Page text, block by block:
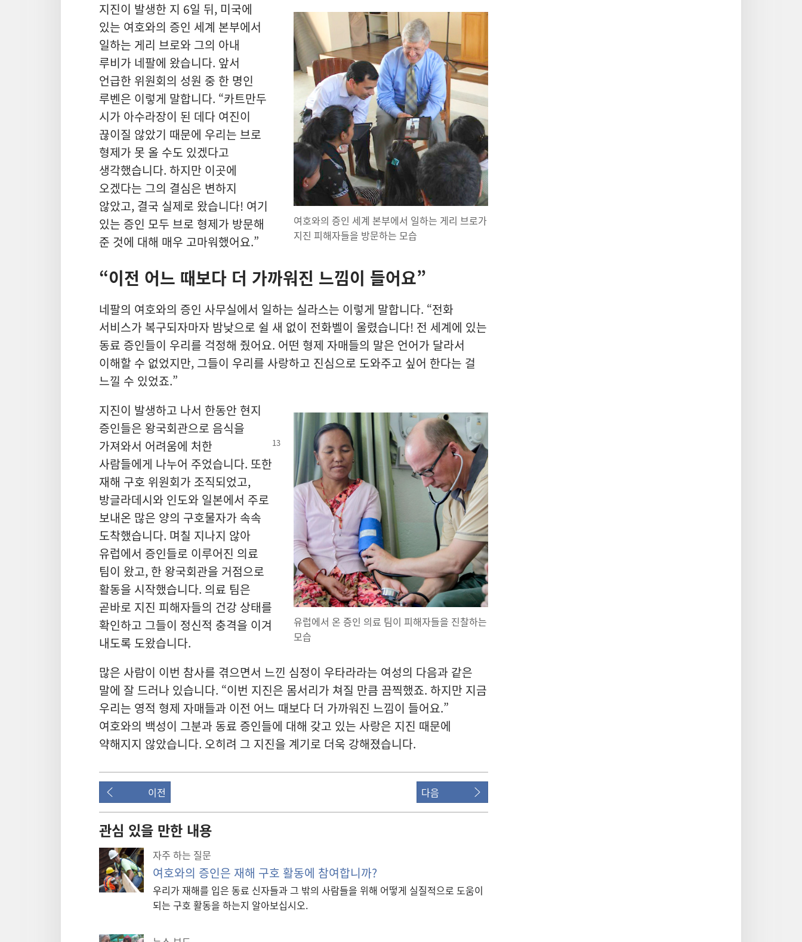
여호와의 증인 세계 본부에서 일하는 게리 브로가
지진 피해자들을 방문하는 모습
지진이 발생한 지 6일 뒤, 미국에
있는 여호와의 증인 세계 본부에서
일하는 게리 브로와 그의 아내
루비가 네팔에 왔습니다. 앞서
언급한 위원회의 성원 중 한 명인
루벤은 이렇게 말합니다. “카트만두
시가 아수라장이 된 데다 여진이
끊이질 않았기 때문에 우리는 브로
형제가 못 올 수도 있겠다고
생각했습니다. 하지만 이곳에
오겠다는 그의 결심은 변하지
않았고, 결국 실제로 왔습니다! 여기
있는 증인 모두 브로 형제가 방문해
준 것에 대해 매우 고마워했어요.”
“이전 어느 때보다 더 가까워진 느낌이 들어요”
네팔의 여호와의 증인 사무실에서 일하는 실라스는 이렇게 말합니다. “전화
서비스가 복구되자마자 밤낮으로 쉴 새 없이 전화벨이 울렸습니다! 전 세계에 있는
동료 증인들이 우리를 걱정해 줬어요. 어떤 형제 자매들의 말은 언어가 달라서
이해할 수 없었지만, 그들이 우리를 사랑하고 진심으로 도와주고 싶어 한다는 걸
느낄 수 있었죠.”
유럽에서 온 증인 의료 팀이 피해자들을 진찰하는
모습
지진이 발생하고 나서 한동안 현지
증인들은 왕국회관으로 음식을
가져와서 어려움에 처한
사람들에게 나누어 주었습니다. 또한
재해 구호 위원회가 조직되었고,
방글라데시와 인도와 일본에서 주로
보내온 많은 양의 구호물자가 속속
도착했습니다. 며칠 지나지 않아
유럽에서 증인들로 이루어진 의료
팀이 왔고, 한 왕국회관을 거점으로
활동을 시작했습니다. 의료 팀은
곧바로 지진 피해자들의 건강 상태를
확인하고 그들이 정신적 충격을 이겨
내도록 도왔습니다.
많은 사람이 이번 참사를 겪으면서 느낀 심정이 우타라라는 여성의 다음과 같은
말에 잘 드러나 있습니다. “이번 지진은 몸서리가 쳐질 만큼 끔찍했죠. 하지만 지금
우리는 영적 형제 자매들과 이전 어느 때보다 더 가까워진 느낌이 들어요.”
여호와의 백성이 그분과 동료 증인들에 대해 갖고 있는 사랑은 지진 때문에
약해지지 않았습니다. 오히려 그 지진을 계기로 더욱 강해졌습니다.
이전 다음
관심 있을 만한 내용
자주 하는 질문
여호와의 증인은 재해 구호 활동에 참여합니까?
우리가 재해를 입은 동료 신자들과 그 밖의 사람들을 위해 어떻게 실질적으로 도움이
되는 구호 활동을 하는지 알아보십시오.